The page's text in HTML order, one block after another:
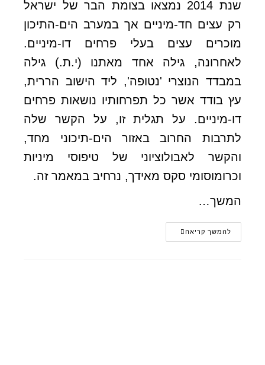
שנת 2014 נמצאו בצומת הבר של ישראל
רק עצים חד-מיניים אך במערב הים-התיכון
מוכרים עצים בעלי פרחים דו-מיניים.
לאחרונה, גילה אחד מאתנו (י.ת.) גילה
במבדד הנוצרי 'נטופה', ליד הישוב הררית,
עץ בודד אשר כל תפרחותיו נושאות פרחים
דו-מיניים. על תגלית זו, על הקשר שלה
לתרבות החרוב באזור הים-תיכוני מחד,
והקשר לאבולוציוני של טיפוסי מיניות
וכרומוסומי סקס מאידך, נרחיב במאמר זה.
המשך…
להמשך קריאה